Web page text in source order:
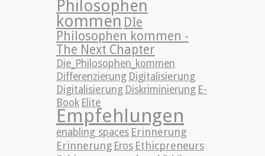
Philosophen
kommen DIe
Philosophen kommen -
The Next Chapter
Die_Philosophen_kommen
Differenzierung Digitalisierung
Digitalisierung Diskriminierung E-
Book Elite
Empfehlungen
enabling spaces Erinnerung
Erinnerung Eros Ethicpreneurs